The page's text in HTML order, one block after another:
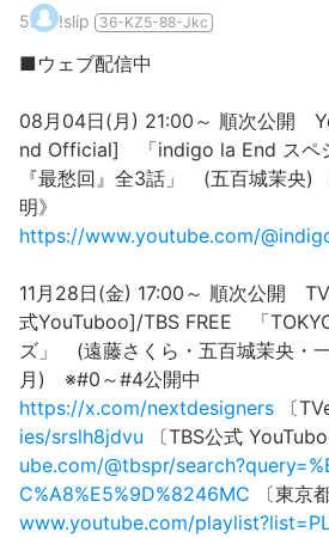
5. !slip 36-KZ5-88-Jkc
■ウェブ配信中
08月04日(月) 21:00～ 順次公開
nd Official] 「indigo la End スペ
『最愁回』全3話」 (五百城茉央)
明》
https://www.youtube.com/
11月28日(金) 17:00～ 順次公開
式YouTuboo]/TBS FREE 「
ズ」 (遠藤さくら・五百城茉央・
月) ※#0～#4公開中
https://x.com/nextdesigners 〔
ies/srslh8jdvu 〔TBS公式
ube.com/@tbspr/
C%A8%E5%9D%8246MC 〔東京
www.youtube.com/